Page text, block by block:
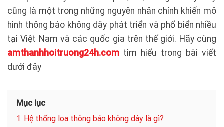
cũng là một trong những nguyên nhân chính khiến mô
hình thông báo không dây phát triển và phổ biển nhiều
tại Việt Nam và các quốc gia trên thế giới. Hãy cùng
amthanhhoitruong24h.com tìm hiểu trong bài viết
dưới đây
Mục lục
1 Hệ thống loa thông báo không dây là gì?